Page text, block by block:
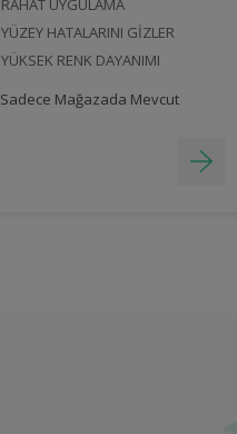
YÜZEY HATALARINI GİZLER
YÜKSEK RENK DAYANIMI
Sadece Mağazada Mevcut